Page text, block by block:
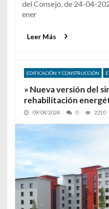
del Consejo, de 24-04-
ener
Leer Más
EDIFICACIÓN Y CONSTRUCCIÓN
» Nueva versión del
rehabilitación
09/04/2024 0 2210